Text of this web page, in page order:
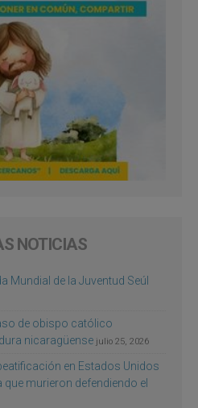
NOTICIAS
Mundial de la Juventud Seúl
de obispo católico
nicaragüense julio 25, 2026
en Estados Unidos
murieron defendiendo el